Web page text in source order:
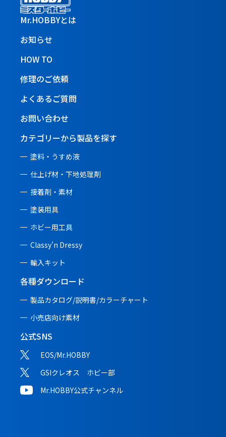
Mr.HOBBYとは
お知らせ
HOW TO
修理のご依頼
よくあるご質問
お問い合わせ
カテゴリーから製品を探す
塗料・うすめ液
仕上げ材・下地処理剤
接着剤・素材
塗装用具
ホビー用工具
Classy'n Dressy
輸入キット
各種ダウンロード
製品カタログ/説明書/カラーチャート
小売店向け素材
公式SNS
EOS/Mr.HOBBY
GSIクレオス ホビー部
Mr.HOBBY公式チャンネル